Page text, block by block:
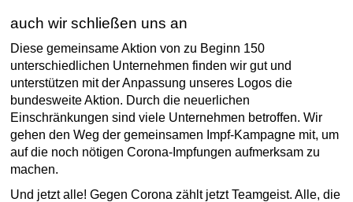
auch wir schließen uns an
Diese gemeinsame Aktion von zu Beginn 150
unterschiedlichen Unternehmen finden wir gut und
unterstützen mit der Anpassung unseres Logos die
bundesweite Aktion. Durch die neuerlichen
Einschränkungen sind viele Unternehmen betroffen. Wir
gehen den Weg der gemeinsamen Impf-Kampagne mit, um
auf die noch nötigen Corona-Impfungen aufmerksam zu
machen.
Und jetzt alle! Gegen Corona zählt jetzt Teamgeist. Alle, die